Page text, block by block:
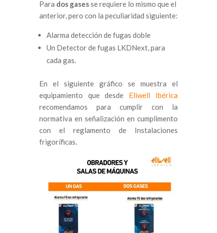
Para dos gasesse requiere lo mismo que el
anterior, pero con la peculiaridad siguiente:
Alarma detección de fugas doble
Un Detector de fugas LKDNext, para
cada gas.
En el siguiente gráfico se muestra el
equipamiento que desde Eliwell Ibérica
recomendamos para cumplir con la
normativa en señalización en cumplimento
con el reglamento de Instalaciones
frigoríficas.